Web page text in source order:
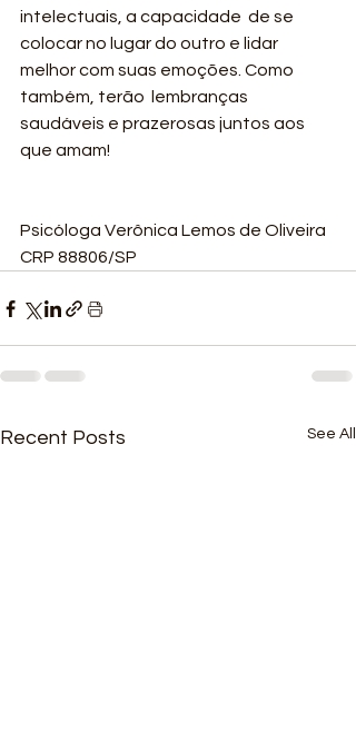
intelectuais, a capacidade  de se
colocar no lugar do outro e lidar
melhor com suas emoções. Como
também, terão  lembranças
saudáveis e prazerosas juntos aos
que amam!
Psicóloga Verônica Lemos de Oliveira
CRP 88806/SP
Recent Posts See All